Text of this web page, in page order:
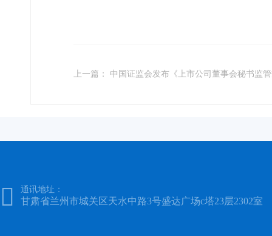
上一篇： 中国证监会发布《上市公司董事会秘书监
 通讯地址：
甘肃省兰州市城关区天水中路3号盛达广场c塔23层2302室